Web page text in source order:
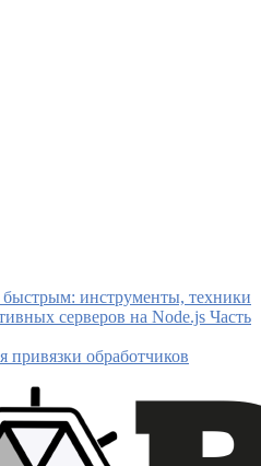
быстрым: инструменты, техники
серверов на Node.js Часть
привязки обработчиков